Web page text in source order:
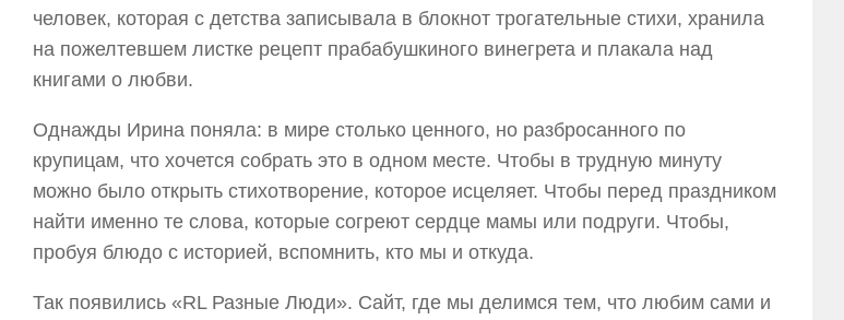
человек, которая с детства записывала в блокнот трогательные стихи, хранила
на пожелтевшем листке рецепт прабабушкиного винегрета и плакала над
книгами о любви.
Однажды Ирина поняла: в мире столько ценного, но разбросанного по
крупицам, что хочется собрать это в одном месте. Чтобы в трудную минуту
можно было открыть стихотворение, которое исцеляет. Чтобы перед праздником
найти именно те слова, которые согреют сердце мамы или подруги. Чтобы,
пробуя блюдо с историей, вспомнить, кто мы и откуда.
Так появились «RL Разные Люди». Сайт, где мы делимся тем, что любим сами и